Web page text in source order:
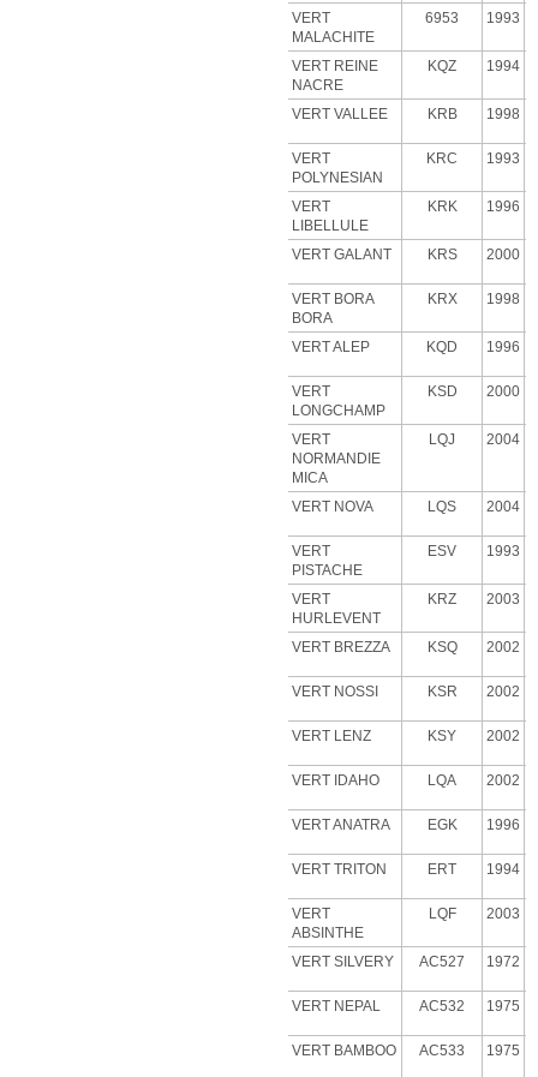
VERT
MALACHITE
6953 1993
VERT REINE
NACRE
KQZ 1994
VERT VALLEE KRB 1998
VERT
POLYNESIAN
KRC 1993
VERT
LIBELLULE
KRK 1996
VERT GALANT KRS 2000
VERT BORA
BORA
KRX 1998
VERT ALEP KQD 1996
VERT
LONGCHAMP
KSD 2000
VERT
NORMANDIE
MICA
LQJ 2004
VERT NOVA LQS 2004
VERT
PISTACHE
ESV 1993
VERT
HURLEVENT
KRZ 2003
VERT BREZZA KSQ 2002
VERT NOSSI KSR 2002
VERT LENZ KSY 2002
VERT IDAHO LQA 2002
VERT ANATRA EGK 1996
VERT TRITON ERT 1994
VERT
ABSINTHE
LQF 2003
VERT SILVERY AC527 1972
VERT NEPAL AC532 1975
VERT BAMBOO AC533 1975